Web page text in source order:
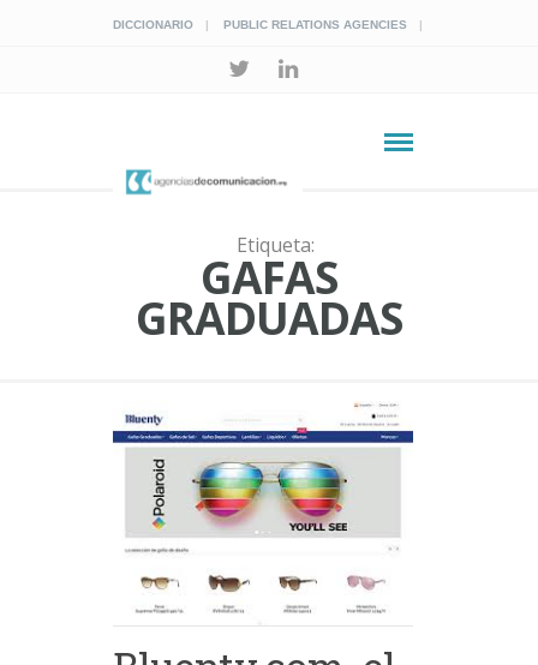
DICCIONARIO PUBLIC RELATIONS AGENCIES
Etiqueta:
GAFAS
GRADUADAS